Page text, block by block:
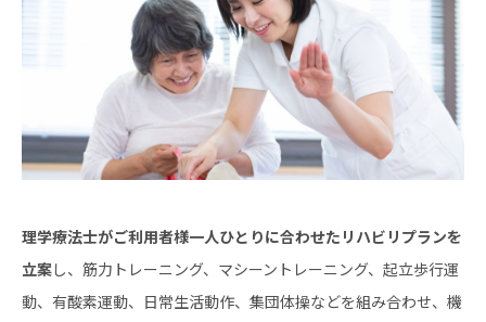
理学療法士がご利用者様一人ひとりに合わせたリハビリプランを
立案し、筋力トレーニング、マシーントレーニング、起立歩行運
動、有酸素運動、日常生活動作、集団体操などを組み合わせ、機